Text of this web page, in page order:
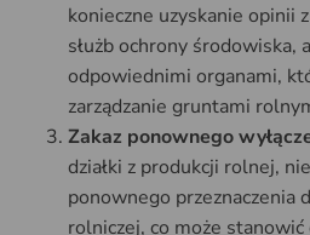
konieczne uzyskanie opinii
służb ochrony środowiska,
odpowiednimi organami,
zarządzanie gruntami
Zakaz ponownego
działki z produkcji rolnej,
ponownego przeznaczenia
rolniczej, co może